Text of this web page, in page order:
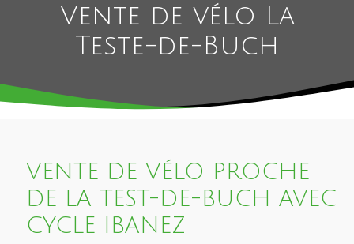
Vente de vélo La
Teste-de-Buch
VENTE DE VÉLO PROCHE
DE LA TEST-DE-BUCH AVEC
CYCLE IBANEZ